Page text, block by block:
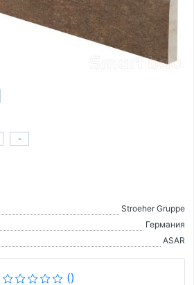
-
Stroeher Gruppe
Германия
ASAR
()